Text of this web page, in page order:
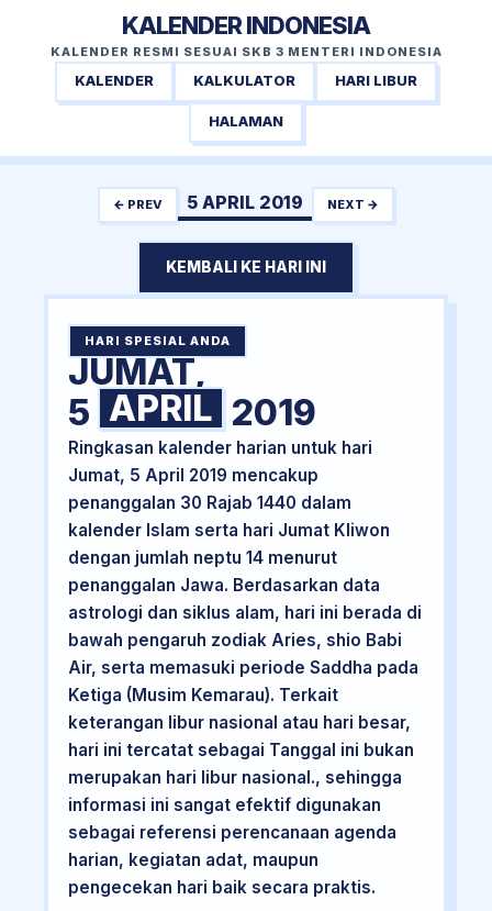
KALENDER INDONESIA
KALENDER RESMI SESUAI SKB 3 MENTERI INDONESIA
KALENDER KALKULATOR HARI LIBUR
HALAMAN
← PREV 5 APRIL 2019 NEXT →
KEMBALI KE HARI INI
HARI SPESIAL ANDA
JUMAT,
5 APRIL 2019
Ringkasan kalender harian untuk hari
Jumat, 5 April 2019 mencakup
penanggalan 30 Rajab 1440 dalam
kalender Islam serta hari Jumat Kliwon
dengan jumlah neptu 14 menurut
penanggalan Jawa. Berdasarkan data
astrologi dan siklus alam, hari ini berada di
bawah pengaruh zodiak Aries, shio Babi
Air, serta memasuki periode Saddha pada
Ketiga (Musim Kemarau). Terkait
keterangan libur nasional atau hari besar,
hari ini tercatat sebagai Tanggal ini bukan
merupakan hari libur nasional., sehingga
informasi ini sangat efektif digunakan
sebagai referensi perencanaan agenda
harian, kegiatan adat, maupun
pengecekan hari baik secara praktis.